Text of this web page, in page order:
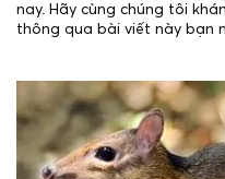
nay. Hãy cùng chúng tôi
thông qua bài viết này bạn